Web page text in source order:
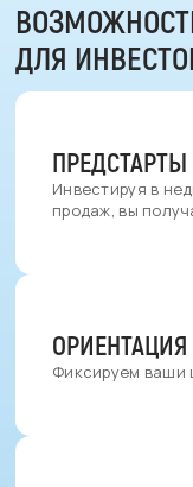
ДЛЯ
Инвестируя в
продаж, вы
Фиксируем ваши